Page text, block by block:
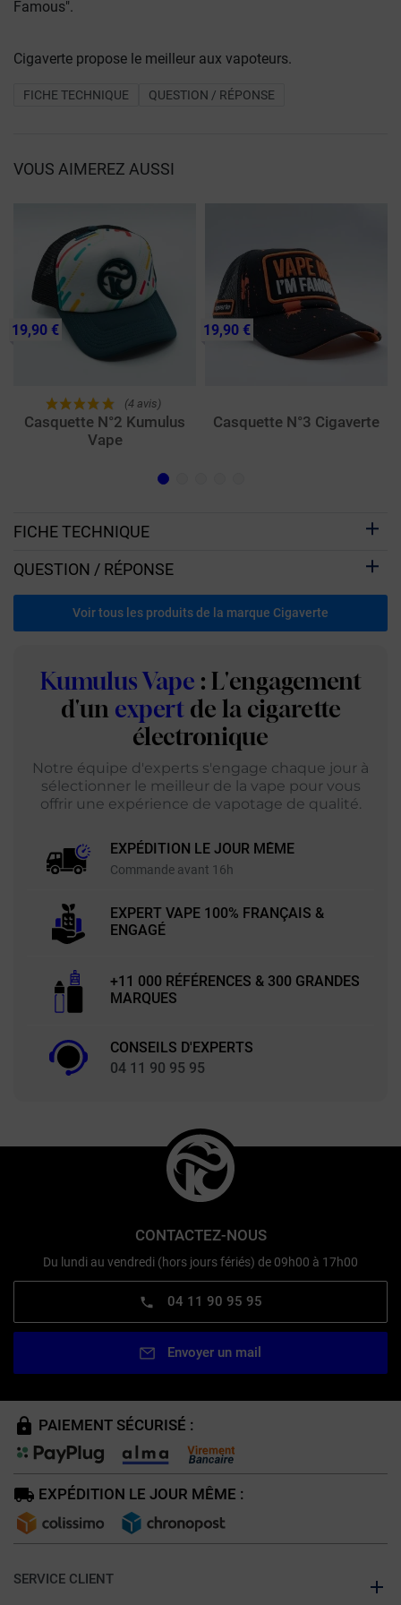
Famous".
Cigaverte propose le meilleur aux vapoteurs.
FICHE TECHNIQUE QUESTION / RÉPONSE
VOUS AIMEREZ AUSSI
(4 avis)
Casquette N°2 Kumulus
Vape
19,90 €
Casquette N°3 Cigaverte
19,90 €
FICHE TECHNIQUE
QUESTION / RÉPONSE
Voir tous les produits de la marque Cigaverte
Kumulus Vape : L'engagement
d'un expert de la cigarette
électronique
Notre équipe d'experts s'engage chaque jour à
sélectionner le meilleur de la vape pour vous
offrir une expérience de vapotage de qualité.
EXPÉDITION LE JOUR MÊME
Commande avant 16h
EXPERT VAPE 100% FRANÇAIS &
ENGAGÉ
+11 000 RÉFÉRENCES & 300 GRANDES
MARQUES
CONSEILS D'EXPERTS
04 11 90 95 95
CONTACTEZ-NOUS
Du lundi au vendredi (hors jours fériés) de 09h00 à 17h00
04 11 90 95 95
Envoyer un mail
PAIEMENT SÉCURISÉ :
EXPÉDITION LE JOUR MÊME :
SERVICE CLIENT